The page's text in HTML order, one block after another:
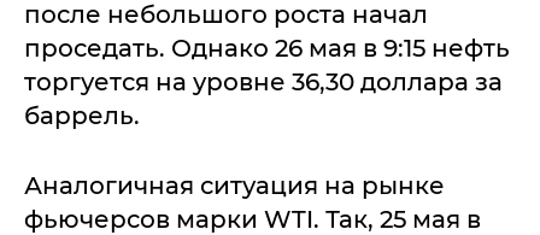
после небольшого роста начал
проседать. Однако 26 мая в 9:15 нефть
торгуется на уровне 36,30 доллара за
баррель.
Аналогичная ситуация на рынке
фьючерсов марки WTI. Так, 25 мая в